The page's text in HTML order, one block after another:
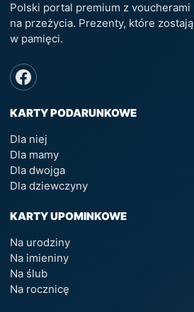
Polski portal premium z voucherami
na przeżycia. Prezenty, które zostają
w pamięci.
KARTY PODARUNKOWE
Dla niej
Dla mamy
Dla dwojga
Dla dziewczyny
KARTY UPOMINKOWE
Na urodziny
Na imieniny
Na ślub
Na rocznicę